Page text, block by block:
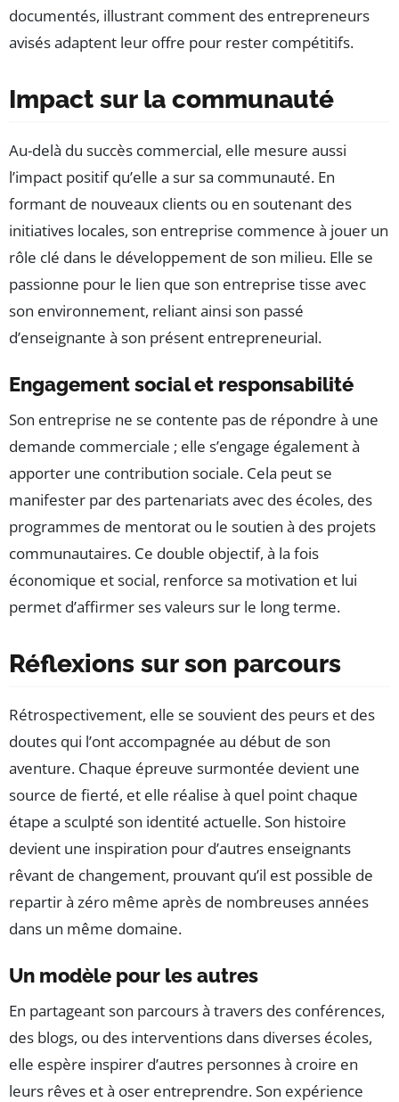
documentés, illustrant comment des entrepreneurs
avisés adaptent leur offre pour rester compétitifs.
Impact sur la communauté
Au-delà du succès commercial, elle mesure aussi
l’impact positif qu’elle a sur sa communauté. En
formant de nouveaux clients ou en soutenant des
initiatives locales, son entreprise commence à jouer un
rôle clé dans le développement de son milieu. Elle se
passionne pour le lien que son entreprise tisse avec
son environnement, reliant ainsi son passé
d’enseignante à son présent entrepreneurial.
Engagement social et responsabilité
Son entreprise ne se contente pas de répondre à une
demande commerciale ; elle s’engage également à
apporter une contribution sociale. Cela peut se
manifester par des partenariats avec des écoles, des
programmes de mentorat ou le soutien à des projets
communautaires. Ce double objectif, à la fois
économique et social, renforce sa motivation et lui
permet d’affirmer ses valeurs sur le long terme.
Réflexions sur son parcours
Rétrospectivement, elle se souvient des peurs et des
doutes qui l’ont accompagnée au début de son
aventure. Chaque épreuve surmontée devient une
source de fierté, et elle réalise à quel point chaque
étape a sculpté son identité actuelle. Son histoire
devient une inspiration pour d’autres enseignants
rêvant de changement, prouvant qu’il est possible de
repartir à zéro même après de nombreuses années
dans un même domaine.
Un modèle pour les autres
En partageant son parcours à travers des conférences,
des blogs, ou des interventions dans diverses écoles,
elle espère inspirer d’autres personnes à croire en
leurs rêves et à oser entreprendre. Son expérience